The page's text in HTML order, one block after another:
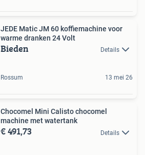
JEDE Matic JM 60 koffiemachine voor
warme dranken 24 Volt
Bieden Details
Rossum 13 mei 26
Chocomel Mini Calisto chocomel
machine met watertank
€ 491,73 Details